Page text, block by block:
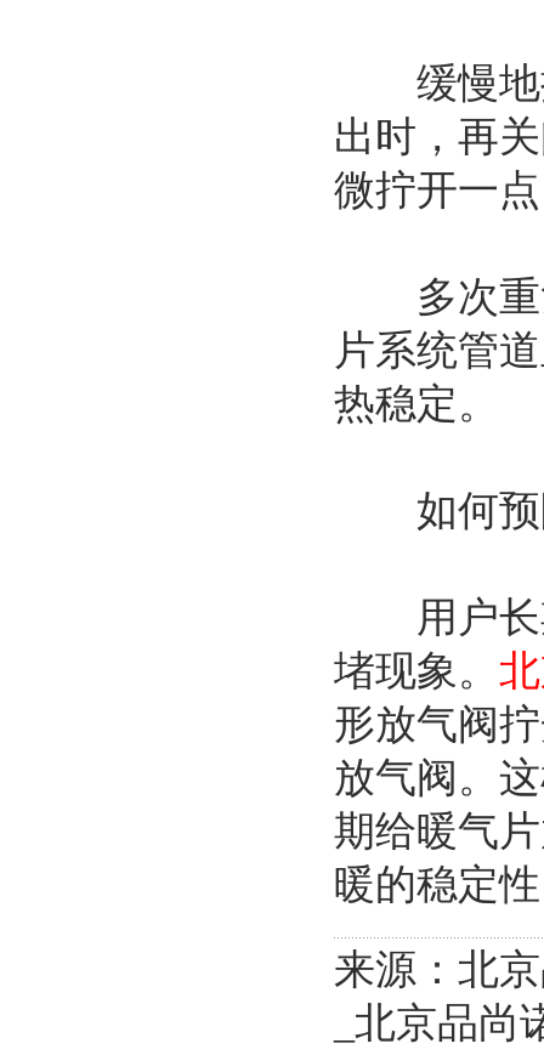
缓慢地拧
出时，再
微拧开一
多次重复
片系统管
热稳定。
如何预
用户长期
堵现象。
形放气阀
放气阀。
期给暖气
暖的稳定
来源：北
_北京品尚